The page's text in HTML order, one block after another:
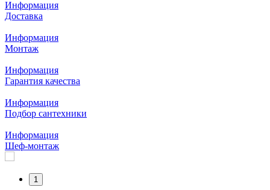
Информация
Доставка
Информация
Монтаж
Информация
Гарантия качества
Информация
Подбор сантехники
Информация
Шеф-монтаж
1